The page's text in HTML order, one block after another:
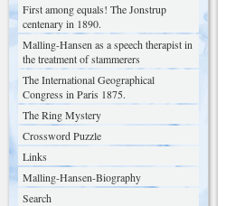
First among equals! The Jonstrup
centenary in 1890.
Malling-Hansen as a speech therapist in
the treatment of stammerers
The International Geographical
Congress in Paris 1875.
The Ring Mystery
Crossword Puzzle
Links
Malling-Hansen-Biography
Search